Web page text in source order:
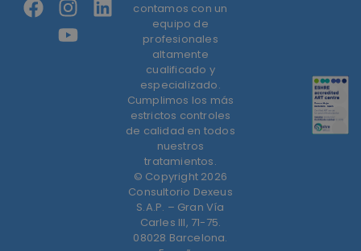
contamos con un
equipo de
profesionales
altamente
cualificado y
especializado.
Cumplimos los más
estrictos controles
de calidad en todos
nuestros
tratamientos.
© Copyright 2026
Consultorio Dexeus
S.A.P. – Gran Vía
Carles III, 71-75.
08028 Barcelona.